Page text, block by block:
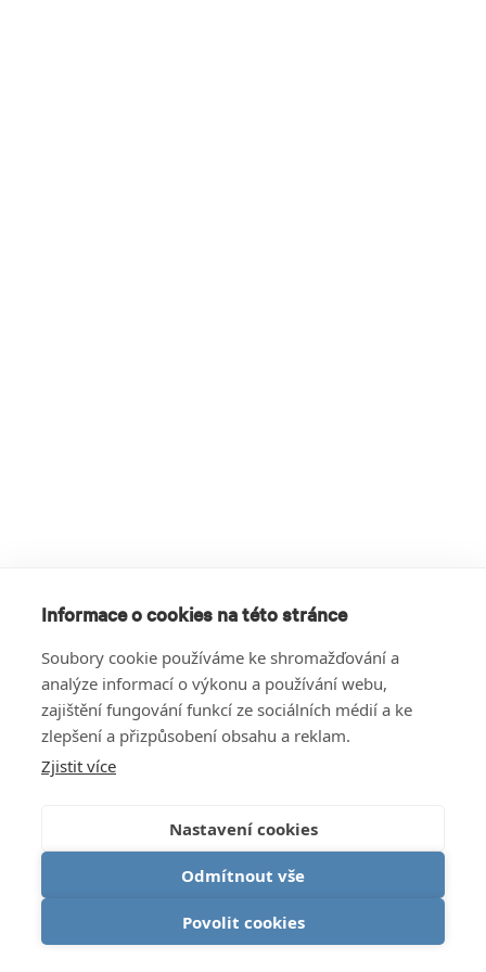
Informace o cookies na této stránce
Soubory cookie používáme ke shromažďování a
analýze informací o výkonu a používání webu,
zajištění fungování funkcí ze sociálních médií a ke
zlepšení a přizpůsobení obsahu a reklam.
Zjistit více
Nastavení cookies
Odmítnout vše
Povolit cookies